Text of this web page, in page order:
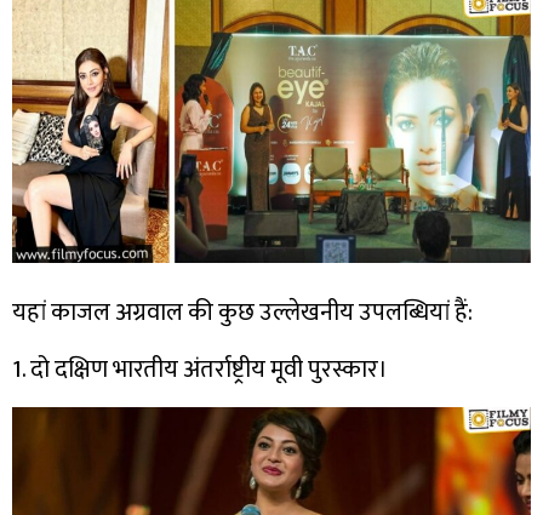
यहां काजल अग्रवाल की कुछ उल्लेखनीय उपलब्धियां हैं:
1. दो दक्षिण भारतीय अंतर्राष्ट्रीय मूवी पुरस्कार।